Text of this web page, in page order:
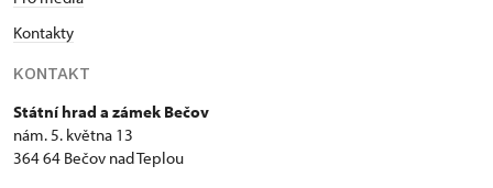
Kontakty
KONTAKT
Státní hrad a zámek Bečov
nám. 5. května 13
364 64 Bečov nad Teplou